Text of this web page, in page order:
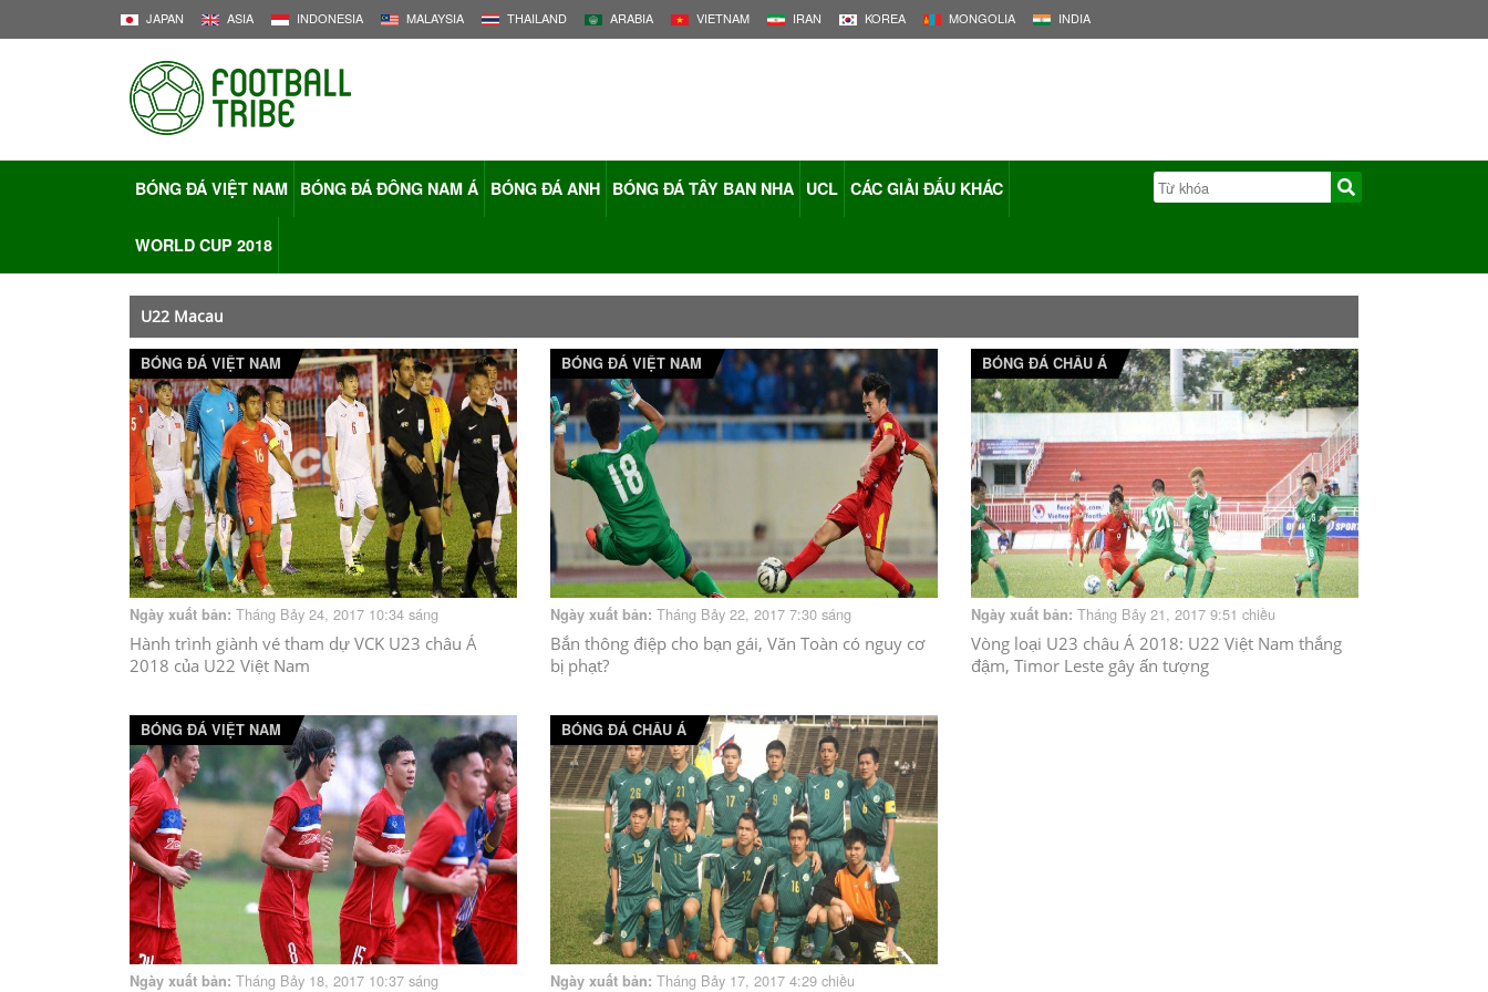
JAPAN ASIA INDONESIA MALAYSIA THAILAND ARABIA VIETNAM IRAN KOREA MONGOLIA INDIA
BÓNG ĐÁ VIỆT NAM BÓNG ĐÁ ĐÔNG NAM Á BÓNG ĐÁ ANH BÓNG ĐÁ TÂY BAN NHA UCL CÁC GIẢI ĐẤU KHÁC
WORLD CUP 2018
U22 Macau
BÓNG ĐÁ VIỆT NAM
Ngày xuất bản: Tháng Bảy 24, 2017 10:34 sáng
Hành trình giành vé tham dự VCK U23 châu Á
2018 của U22 Việt Nam
BÓNG ĐÁ VIỆT NAM
Ngày xuất bản: Tháng Bảy 22, 2017 7:30 sáng
Bắn thông điệp cho bạn gái, Văn Toàn có nguy cơ
bị phạt?
BÓNG ĐÁ CHÂU Á
Ngày xuất bản: Tháng Bảy 21, 2017 9:51 chiều
Vòng loại U23 châu Á 2018: U22 Việt Nam thắng
đậm, Timor Leste gây ấn tượng
BÓNG ĐÁ VIỆT NAM
Ngày xuất bản: Tháng Bảy 18, 2017 10:37 sáng
BÓNG ĐÁ CHÂU Á
Ngày xuất bản: Tháng Bảy 17, 2017 4:29 chiều